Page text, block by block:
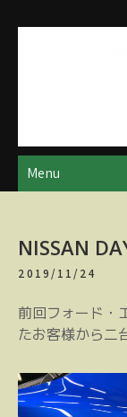
アザ
【神奈川・厚木
Menu
NISSAN
2019/11/24
前回フォード・
たお客様から二